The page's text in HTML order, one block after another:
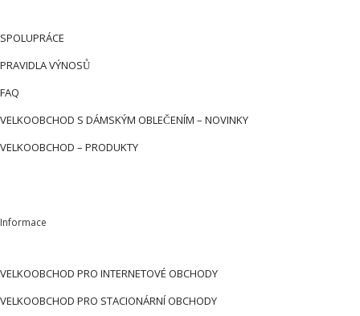
SPOLUPRÁCE
PRAVIDLA VÝNOSŮ
FAQ
VELKOOBCHOD S DÁMSKÝM OBLEČENÍM – NOVINKY
VELKOOBCHOD – PRODUKTY
Informace
VELKOOBCHOD PRO INTERNETOVÉ OBCHODY
VELKOOBCHOD PRO STACIONÁRNÍ OBCHODY